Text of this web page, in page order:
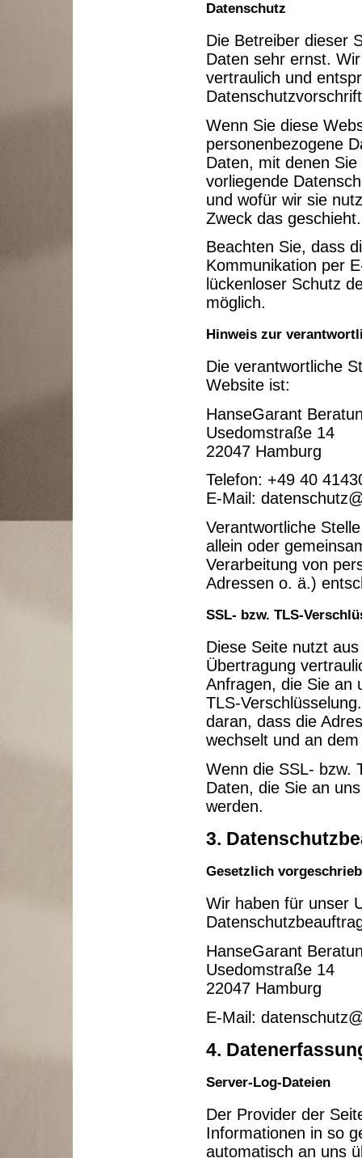
Datenschutz
Die Betreiber dieser
Daten sehr ernst.
vertraulich und
Wenn Sie diese
personenbezogene
Daten, mit denen
vorliegende
und wofür wir sie
Zweck das geschieht.
Beachten Sie, dass
Kommunikation per
lückenloser Schutz
möglich.
Hinweis zur
Die verantwortliche
Website ist:
HanseGarant
Usedomstraße 14
22047 Hamburg
Telefon: +49 40
E-Mail:
Verantwortliche
allein oder
Verarbeitung von
Adressen o. ä.)
SSL- bzw. TLS-
Diese Seite nutzt
Übertragung
Anfragen, die Sie an
TLS-
daran, dass die
wechselt und an
Wenn die SSL- bzw.
Daten, die Sie an
werden.
3.
Gesetzlich
Wir haben für unser
HanseGarant
Usedomstraße 14
22047 Hamburg
E-Mail:
4.
Server-Log-Dateien
Der Provider der
Informationen in so
automatisch an uns